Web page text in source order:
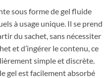
sous forme de gel fluide
à usage unique. Il se prend
du sachet, sans nécessiter
et d’ingérer le contenu, ce
simple et discrète.
gel est facilement absorbé